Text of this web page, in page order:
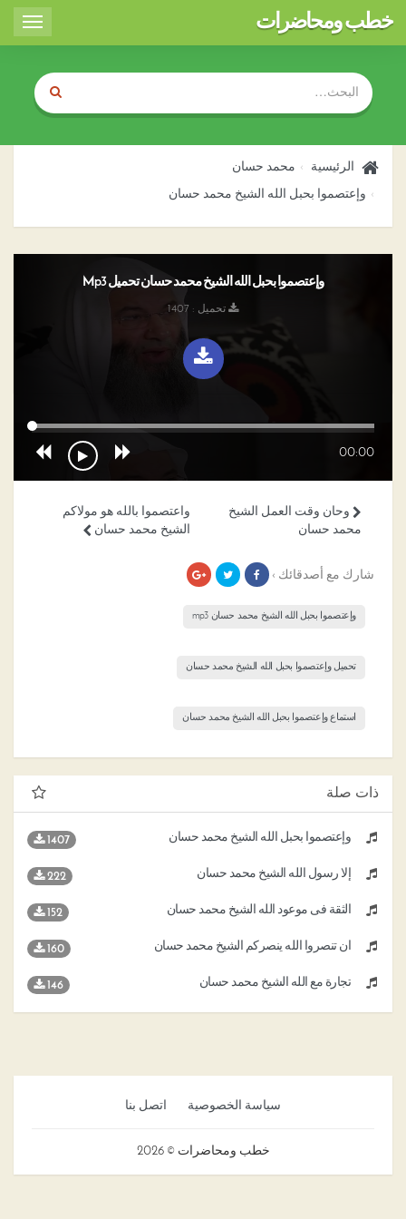
Toggle
خطب ومحاضرات
الرئيسية محمد حسان
وإعتصموا بحبل الله الشيخ محمد حسان
وإعتصموا بحبل الله الشيخ محمد حسان تحميل Mp3
تحميل : 1407
00:00
واعتصموا بالله هو مولاكم
الشيخ محمد حسان
وحان وقت العمل الشيخ
محمد حسان
شارك مع أصدقائك ›
وإعتصموا بحبل الله الشيخ محمد حسان mp3
تحميل وإعتصموا بحبل الله الشيخ محمد حسان
استماع وإعتصموا بحبل الله الشيخ محمد حسان
ذات صلة
وإعتصموا بحبل الله الشيخ محمد حسان 1407
إلا رسول الله الشيخ محمد حسان 222
الثقة فى موعود الله الشيخ محمد حسان 152
ان تنصروا الله ينصركم الشيخ محمد حسان 160
تجارة مع الله الشيخ محمد حسان 146
سياسة الخصوصية اتصل بنا
خطب ومحاضرات © 2026